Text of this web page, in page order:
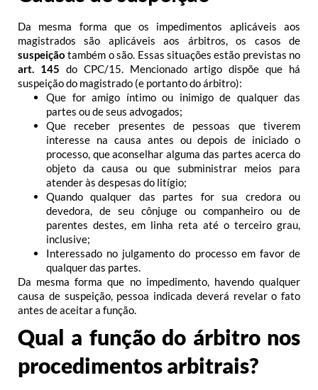
Da mesma forma que os impedimentos aplicáveis aos
magistrados são aplicáveis aos árbitros, os casos de
suspeição também o são. Essas situações estão previstas no
art. 145 do CPC/15. Mencionado artigo dispõe que há
suspeição do magistrado (e portanto do árbitro):
Que for amigo íntimo ou inimigo de qualquer das
partes ou de seus advogados;
Que receber presentes de pessoas que tiverem
interesse na causa antes ou depois de iniciado o
processo, que aconselhar alguma das partes acerca do
objeto da causa ou que subministrar meios para
atender às despesas do litígio;
Quando qualquer das partes for sua credora ou
devedora, de seu cônjuge ou companheiro ou de
parentes destes, em linha reta até o terceiro grau,
inclusive;
Interessado no julgamento do processo em favor de
qualquer das partes.
Da mesma forma que no impedimento, havendo qualquer
causa de suspeição, pessoa indicada deverá revelar o fato
antes de aceitar a função.
Qual a função do árbitro nos
procedimentos arbitrais?